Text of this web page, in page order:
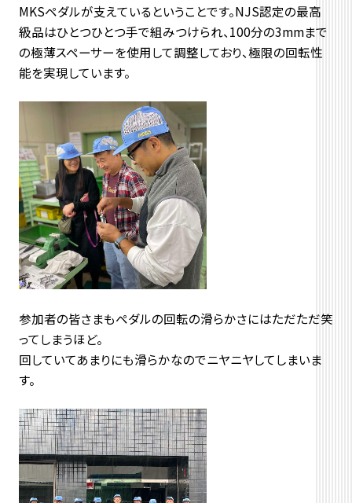
MKSペダルが支えているということです。NJS認定の最高
級品はひとつひとつ手で組みつけられ、100分の3mmまで
の極薄スペーサーを使用して調整しており、極限の回転性
能を実現しています。
参加者の皆さまもペダルの回転の滑らかさにはただただ笑
ってしまうほど。
回していてあまりにも滑らかなのでニヤニヤしてしまいま
す。